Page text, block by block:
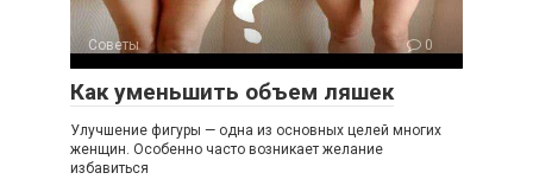
Советы 0
Как уменьшить объем ляшек
Улучшение фигуры — одна из основных целей многих
женщин. Особенно часто возникает желание
избавиться